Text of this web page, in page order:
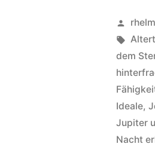
zum
Titel
follow
the
star“
von
dem
Ideale,
Jupiter
Nacht